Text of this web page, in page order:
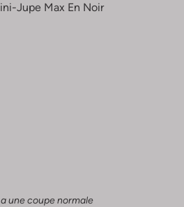
Jupe Max En Noir
une coupe normale